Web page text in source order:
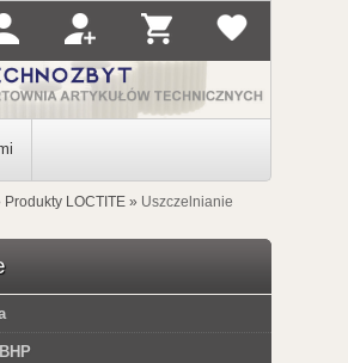
Produkty LOCTITE » Uszczelnianie